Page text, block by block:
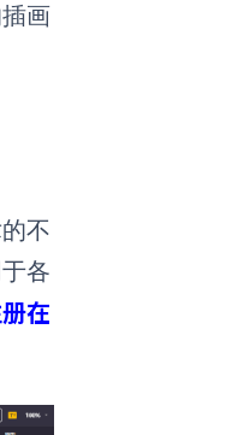
画
不
各
在